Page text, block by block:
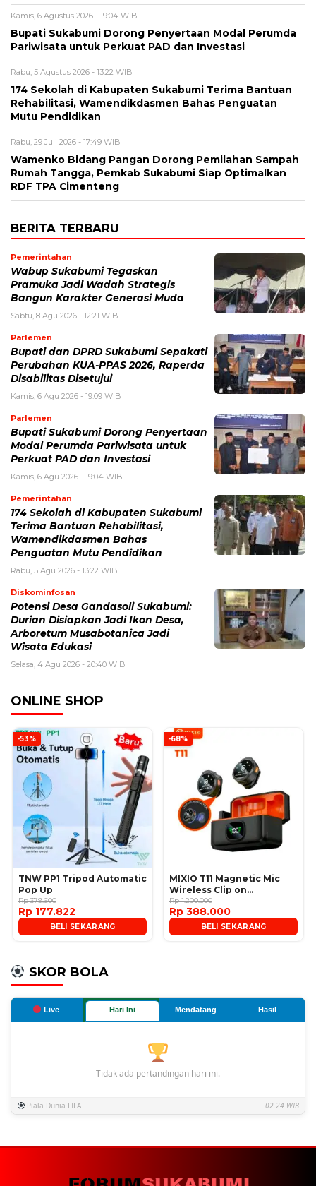
Kamis, 6 Agustus 2026 - 19:04 WIB
Bupati Sukabumi Dorong Penyertaan Modal Perumda
Pariwisata untuk Perkuat PAD dan Investasi
Rabu, 5 Agustus 2026 - 13:22 WIB
174 Sekolah di Kabupaten Sukabumi Terima Bantuan
Rehabilitasi, Wamendikdasmen Bahas Penguatan
Mutu Pendidikan
Rabu, 29 Juli 2026 - 17:49 WIB
Wamenko Bidang Pangan Dorong Pemilahan Sampah
Rumah Tangga, Pemkab Sukabumi Siap Optimalkan
RDF TPA Cimenteng
BERITA TERBARU
Pemerintahan
Wabup Sukabumi Tegaskan
Pramuka Jadi Wadah Strategis
Bangun Karakter Generasi Muda
Sabtu, 8 Agu 2026 - 12:21 WIB
Parlemen
Bupati dan DPRD Sukabumi Sepakati
Perubahan KUA-PPAS 2026, Raperda
Disabilitas Disetujui
Kamis, 6 Agu 2026 - 19:09 WIB
Parlemen
Bupati Sukabumi Dorong Penyertaan
Modal Perumda Pariwisata untuk
Perkuat PAD dan Investasi
Kamis, 6 Agu 2026 - 19:04 WIB
Pemerintahan
174 Sekolah di Kabupaten Sukabumi
Terima Bantuan Rehabilitasi,
Wamendikdasmen Bahas
Penguatan Mutu Pendidikan
Rabu, 5 Agu 2026 - 13:22 WIB
Diskominfosan
Potensi Desa Gandasoli Sukabumi:
Durian Disiapkan Jadi Ikon Desa,
Arboretum Musabotanica Jadi
Wisata Edukasi
Selasa, 4 Agu 2026 - 20:40 WIB
ONLINE SHOP
-53%
TNW PP1 Tripod Automatic
Pop Up
Rp 379.600
Rp 177.822
BELI SEKARANG
-68%
MIXIO T11 Magnetic Mic
Wireless Clip on
Microphone
Rp 1.200.000
Rp 388.000
BELI SEKARANG
SKOR BOLA
Live Hari Ini Mendatang Hasil
Tidak ada pertandingan hari ini.
Piala Dunia FIFA 02.24 WIB